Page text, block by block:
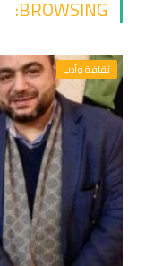
BROWSING:
ثقافة وأدب